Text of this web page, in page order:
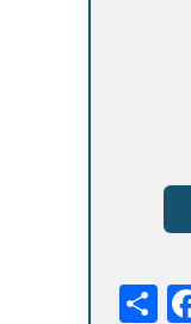
Facebook